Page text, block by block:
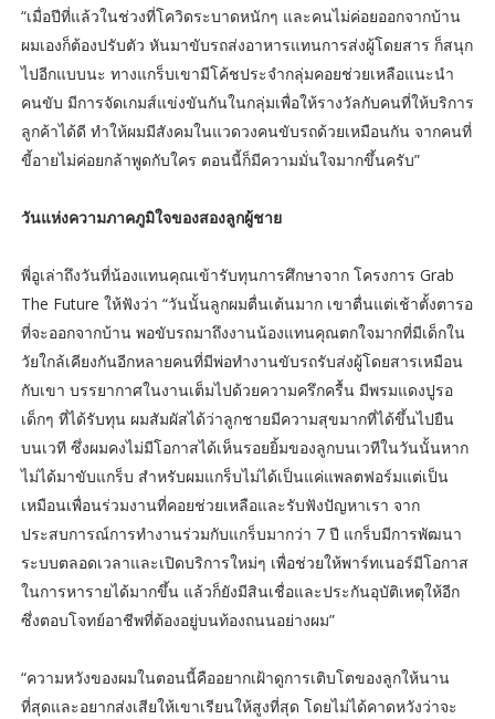
“เมื่อปีที่แล้วในช่วงที่โควิดระบาดหนักๆ และคนไม่ค่อยออกจากบ้าน
ผมเองก็ต้องปรับตัว หันมาขับรถส่งอาหารแทนการส่งผู้โดยสาร ก็สนุก
ไปอีกแบบนะ ทางแกร็บเขามีโค้ชประจำกลุ่มคอยช่วยเหลือแนะนำ
คนขับ มีการจัดเกมส์แข่งขันกันในกลุ่มเพื่อให้รางวัลกับคนที่ให้บริการ
ลูกค้าได้ดี ทำให้ผมมีสังคมในแวดวงคนขับรถด้วยเหมือนกัน จากคนที่
ขี้อายไม่ค่อยกล้าพูดกับใคร ตอนนี้ก็มีความมั่นใจมากขึ้นครับ”
วันแห่งความภาคภูมิใจของสองลูกผู้ชาย
พี่อูเล่าถึงวันที่น้องแทนคุณเข้ารับทุนการศึกษาจาก โครงการ Grab
The Future ให้ฟังว่า “วันนั้นลูกผมตื่นเต้นมาก เขาตื่นแต่เช้าตั้งตารอ
ที่จะออกจากบ้าน พอขับรถมาถึงงานน้องแทนคุณตกใจมากที่มีเด็กใน
วัยใกล้เคียงกันอีกหลายคนที่มีพ่อทำงานขับรถรับส่งผู้โดยสารเหมือน
กับเขา บรรยากาศในงานเต็มไปด้วยความครึกครื้น มีพรมแดงปูรอ
เด็กๆ ที่ได้รับทุน ผมสัมผัสได้ว่าลูกชายมีความสุขมากที่ได้ขึ้นไปยืน
บนเวที ซึ่งผมคงไม่มีโอกาสได้เห็นรอยยิ้มของลูกบนเวทีในวันนั้นหาก
ไม่ได้มาขับแกร็บ สำหรับผมแกร็บไม่ได้เป็นแค่แพลตฟอร์มแต่เป็น
เหมือนเพื่อนร่วมงานที่คอยช่วยเหลือและรับฟังปัญหาเรา จาก
ประสบการณ์การทำงานร่วมกับแกร็บมากว่า 7 ปี แกร็บมีการพัฒนา
ระบบตลอดเวลาและเปิดบริการใหม่ๆ เพื่อช่วยให้พาร์ทเนอร์มีโอกาส
ในการหารายได้มากขึ้น แล้วก็ยังมีสินเชื่อและประกันอุบัติเหตุให้อีก
ซึ่งตอบโจทย์อาชีพที่ต้องอยู่บนท้องถนนอย่างผม”
“ความหวังของผมในตอนนี้คืออยากเฝ้าดูการเติบโตของลูกให้นาน
ที่สุดและอยากส่งเสียให้เขาเรียนให้สูงที่สุด โดยไม่ได้คาดหวังว่าจะ